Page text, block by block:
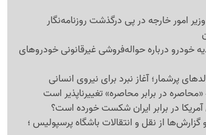
امور خارجه در پی درگذشت روزنامه‌نگار
خودرو درباره حواله‌فروشی غیرقانونی خودروهای
پرشمار؛ آغاز نبرد برای نیروی انسانی
در برابر محاصره» تغییرناپذیر است
آمریکا در برابر ایران شکست خورده است؟
گزارش‌ها از نقل و انتقالات باشگاه پرسپولیس ؛